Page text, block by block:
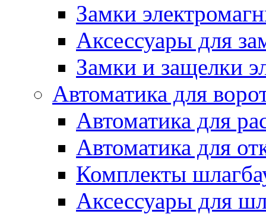
Замки
Аксессуары для
Замки и защелки
Автоматика для
Автоматика для
Автоматика для
Комплекты
Аксессуары для